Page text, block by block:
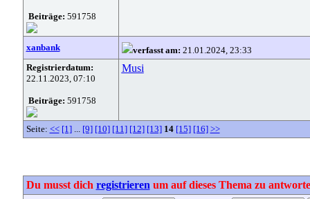
Beiträge: 591758
xanbank verfasst am: 21.01.2024, 23:33
Registrierdatum:
22.11.2023, 07:10
Beiträge: 591758
Musi
Seite: << [1]... [9] [10] [11] [12] [13] 14 [15] [16] >>
Du musst dich registrieren um auf dieses Thema zu